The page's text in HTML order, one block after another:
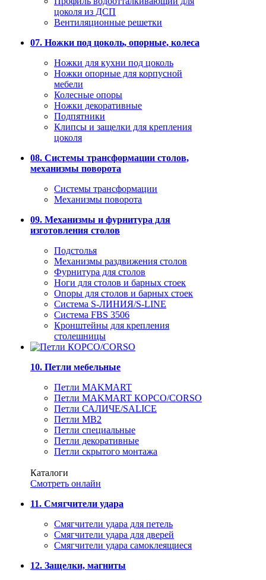
цоколя из ДСП
Вентиляционные решетки
07. Ножки под цоколь, опорные, колеса
Ножки для кухни под цоколь
Ножки опорные для корпусной
мебели
Колесные опоры
Ножки декоративные
Подпятники
Клипсы и защелки для крепления
цоколя
08. Системы трансформации столов,
механизмы поворота
Системы трансформации
Механизмы поворота
09. Механизмы и фурнитура для
изготовления столов
Подстолья
Механизмы раздвижения столов
Фурнитура для столов
Ноги для столов и барных стоек
Опоры для столов и барных стоек
Система S-ЛИНИЯ/S-LINE
Система FBS 3506
Кронштейны для крепления
столешницы
10. Петли мебельные
Петли MAKMART
Петли MAKMART КОРСО/CORSO
Петли САЛИЧЕ/SALICE
Петли MB2
Петли специальные
Петли декоративные
Петли скрытого монтажа
Каталоги
Смотреть онлайн
11. Смягчители удара
Смягчители удара для петель
Смягчители удара для дверей
Cмягчители удара самоклеящиеся
12. Защелки, магниты